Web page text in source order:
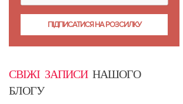
СВІЖІ ЗАПИСИНАШОГО
БЛОГУ